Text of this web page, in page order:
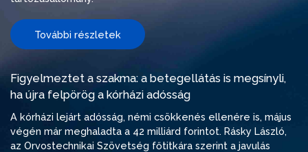
További részletek
Figyelmeztet a szakma: a betegellátás is megsínyli,
ha újra felpörög a kórházi adósság
A kórházi lejárt adósság, némi csökkenés ellenére is, május
végén már meghaladta a 42 milliárd forintot. Rásky László,
az Orvostechnikai Szövetség főtitkára szerint a javulás